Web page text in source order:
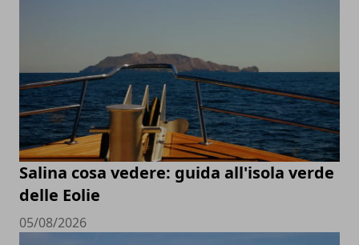
Salina cosa vedere: guida all'isola verde
delle Eolie
05/08/2026